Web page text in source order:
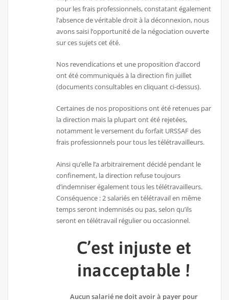
pour les frais professionnels, constatant également
l’absence de véritable droit à la déconnexion, nous
avons saisi l’opportunité de la négociation ouverte
sur ces sujets cet été.
Nos revendications et une proposition d’accord
ont été communiqués à la direction fin juillet
(documents consultables en cliquant ci-dessus).
Certaines de nos propositions ont été retenues par
la direction mais la plupart ont été rejetées,
notamment le versement du forfait URSSAF des
frais professionnels pour tous les télétravailleurs.
Ainsi qu’elle l’a arbitrairement décidé pendant le
confinement, la direction refuse toujours
d’indemniser également tous les télétravailleurs.
Conséquence : 2 salariés en télétravail en même
temps seront indemnisés ou pas, selon qu’ils
seront en télétravail régulier ou occasionnel.
C’est injuste et
inacceptable !
Aucun salarié ne doit avoir à payer pour